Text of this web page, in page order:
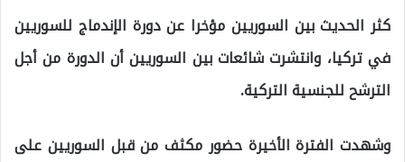
كثر الحديث بين السوريين مؤخرا عن دورة الإندماج للسوريين
في تركيا، وانتشرت شائعات بين السوريين أن الدورة من أجل
الترشح للجنسية التركية.
وشهدت الفترة الأخيرة حضور مكثف من قبل السوريين على